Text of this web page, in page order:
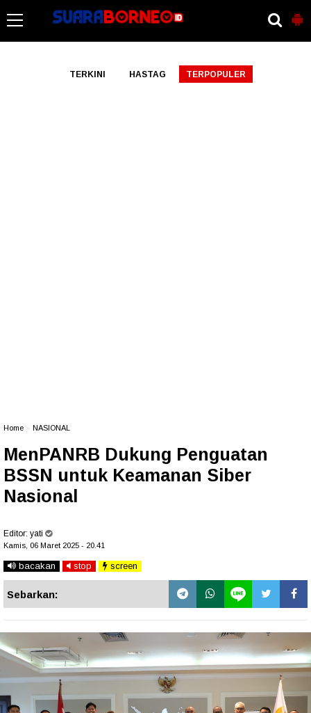
TERKINI HASTAG TERPOPULER
Home NASIONAL
MenPANRB Dukung Penguatan
BSSN untuk Keamanan Siber
Nasional
Editor: yati
Kamis, 06 Maret 2025 - 20.41
bacakan stop screen
Sebarkan: